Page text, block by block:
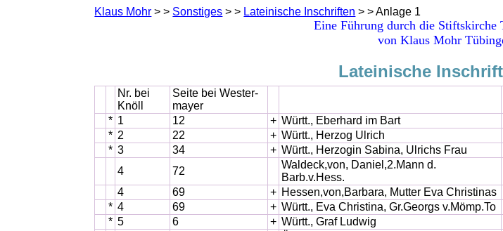
Klaus Mohr > > Sonstiges > > Lateinische Inschriften > > Anlage 1
Eine Führung durch die Stiftskirche
von Klaus Mohr
Lateinische
Nr. bei
Knöll
Seite bei Wester­
mayer
* 1 12 + Württ., Eberhard im Bart
* 2 22 + Württ., Herzog Ulrich
* 3 34 + Württ., Herzogin Sabina, Ulrichs Frau
4
72
Waldeck,von, Daniel,2.Mann d.
Barb.v.Hess.
4
69 + Hessen,von,Barbara, Mutter Eva Christinas
* 4 69 + Württ., Eva Christina, Gr.Georgs v.Mömp.To
* 5 6 + Württ., Graf Ludwig